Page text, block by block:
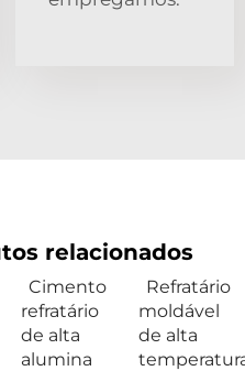
relacionados
Cimento
refratário
de alta
alumina
Refratário
moldável
de alta